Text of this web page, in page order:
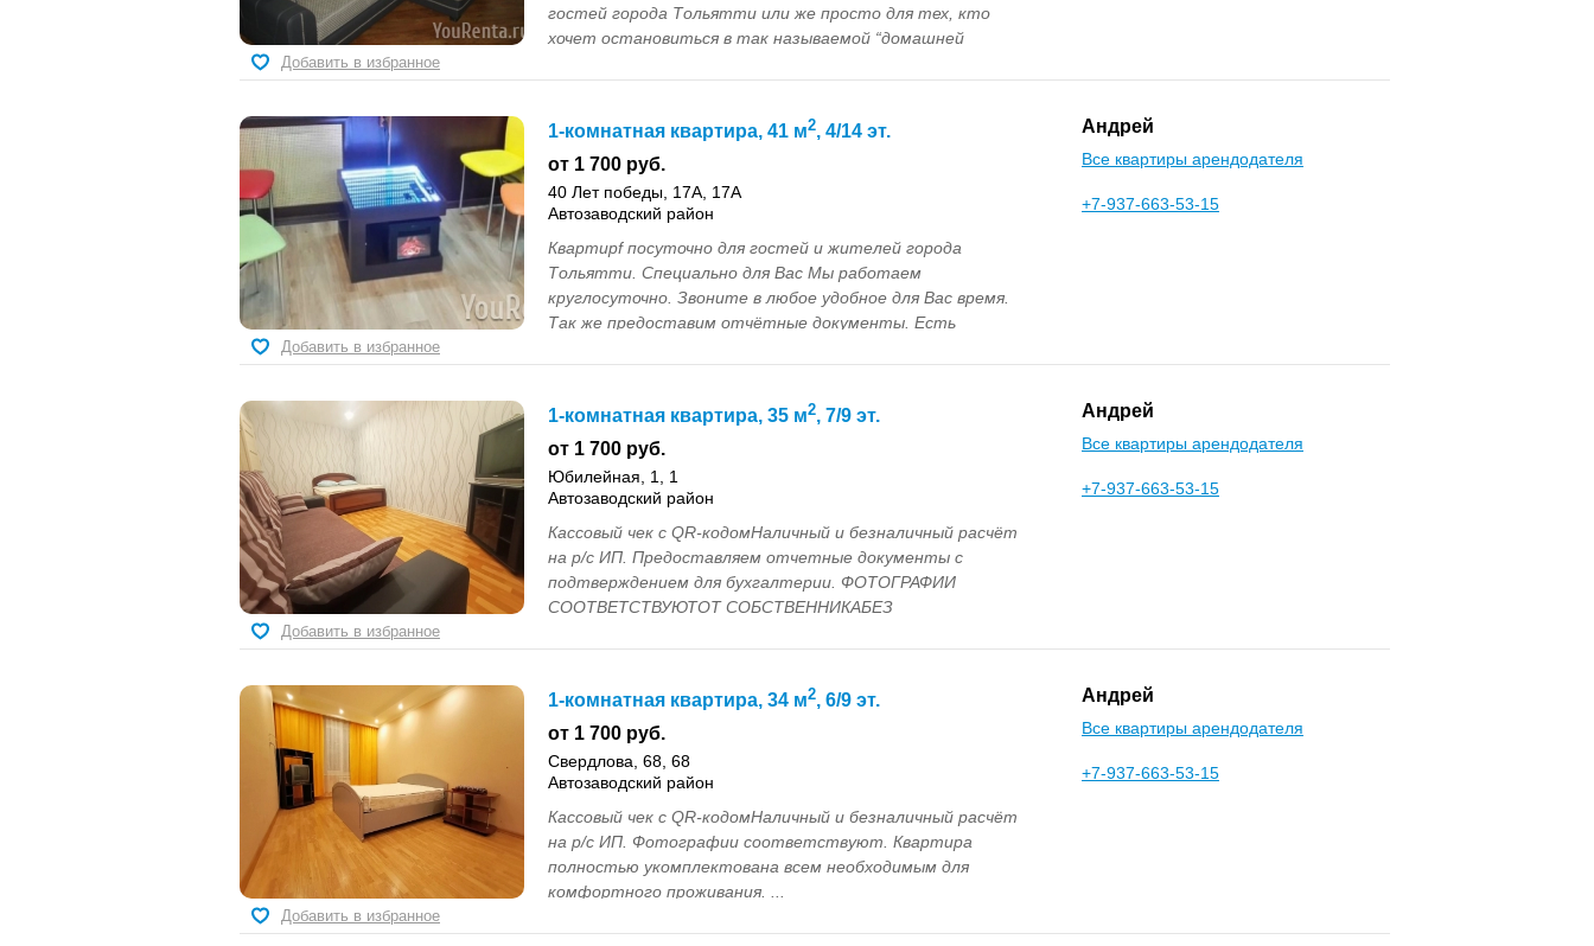
гостей города Тольятти или же просто для тех, кто
хочет остановиться в так называемой “домашней
Добавить в избранное
1-комнатная квартира, 41 м2, 4/14 эт.
от 1 700 руб.
40 Лет победы, 17А, 17А
Автозаводский район
Квартирf посуточно для гостей и жителей города
Тольятти. Специально для Вас Мы работаем
круглосуточно. Звоните в любое удобное для Вас время.
Так же предоставим отчётные документы. Есть
Андрей
Все квартиры арендодателя
+7-937-663-53-15
Добавить в избранное
1-комнатная квартира, 35 м2, 7/9 эт.
от 1 700 руб.
Юбилейная, 1, 1
Автозаводский район
Кассовый чек с QR-кодомНаличный и безналичный расчёт
на р/с ИП. Предоставляем отчетные документы с
подтверждением для бухгалтерии. ФОТОГРАФИИ
СООТВЕТСТВУЮТОТ СОБСТВЕННИКАБЕЗ
Андрей
Все квартиры арендодателя
+7-937-663-53-15
Добавить в избранное
1-комнатная квартира, 34 м2, 6/9 эт.
от 1 700 руб.
Свердлова, 68, 68
Автозаводский район
Кассовый чек с QR-кодомНаличный и безналичный расчёт
на р/с ИП. Фотографии соответствуют. Квартира
полностью укомплектована всем необходимым для
комфортного проживания. ...
Андрей
Все квартиры арендодателя
+7-937-663-53-15
Добавить в избранное